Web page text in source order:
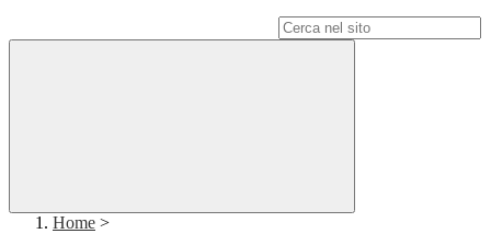
Home >